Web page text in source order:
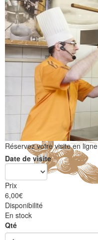
Réservez votre visite en ligne
Date de visite
Prix
6,00€
Disponibilité
En stock
Qté